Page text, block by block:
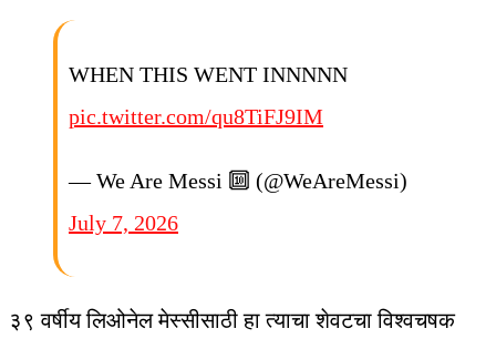
WHEN THIS WENT INNNNN
pic.twitter.com/qu8TiFJ9IM
— We Are Messi 🔟 (@WeAreMessi)
July 7, 2026
३९ वर्षीय लिओनेल मेस्सीसाठी हा त्याचा शेवटचा विश्वचषक